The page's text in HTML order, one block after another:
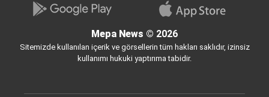
Mepa News © 2026
Sitemizde kullanılan içerik ve görsellerin tüm hakları saklıdır, izinsiz
kullanımı hukuki yaptırıma tabidir.